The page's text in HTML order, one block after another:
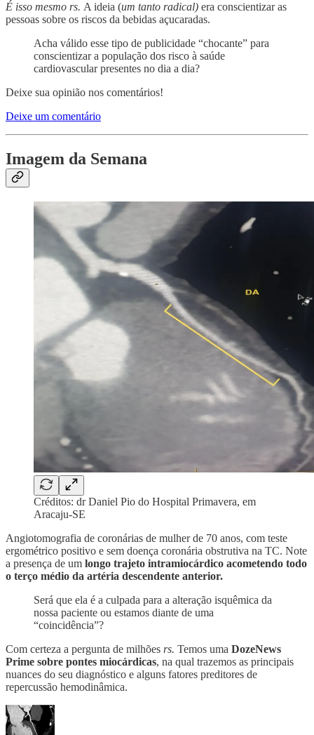
É isso mesmo rs. A ideia (um tanto radical) era conscientizar as
pessoas sobre os riscos da bebidas açucaradas.
Acha válido esse tipo de publicidade “chocante” para
conscientizar a população dos risco à saúde
cardiovascular presentes no dia a dia?
Deixe sua opinião nos comentários!
Deixe um comentário
Imagem da Semana
Créditos: dr Daniel Pio do Hospital Primavera, em
Aracaju-SE
Angiotomografia de coronárias de mulher de 70 anos, com teste
ergométrico positivo e sem doença coronária obstrutiva na TC. Note
a presença de um longo trajeto intramiocárdico acometendo todo
o terço médio da artéria descendente anterior.
Será que ela é a culpada para a alteração isquêmica da
nossa paciente ou estamos diante de uma
“coincidência”?
Com certeza a pergunta de milhões rs. Temos uma DozeNews
Prime sobre pontes miocárdicas, na qual trazemos as principais
nuances do seu diagnóstico e alguns fatores preditores de
repercussão hemodinâmica.